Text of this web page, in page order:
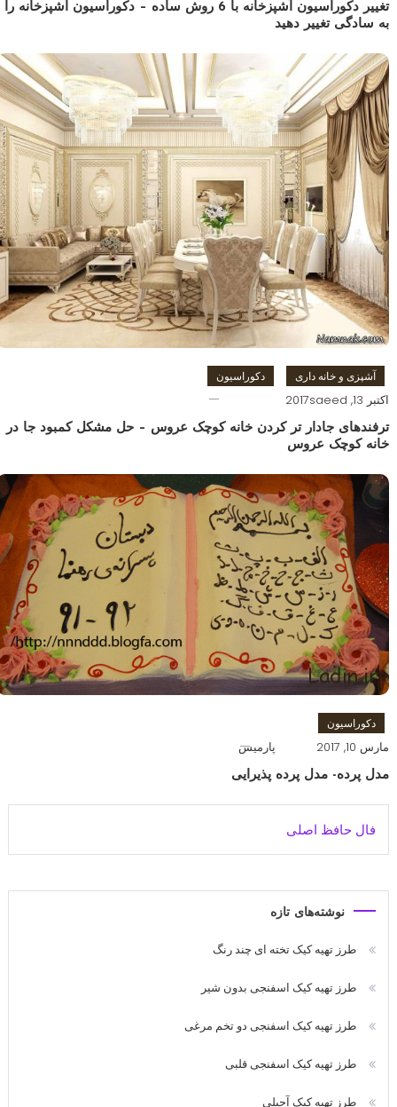
تغییر دکوراسیون آشپزخانه با 6 روش ساده – دکوراسیون آشپزخانه را
به سادگی تغییر دهید
آشپزی و خانه داری دکوراسیون
اکتبر 13, 2017 saeed
ترفندهای جادار تر کردن خانه کوچک عروس – حل مشکل کمبود جا در
خانه کوچک عروس
دکوراسیون
مارس 10, 2017 پارمیس
مدل پرده- مدل پرده پذیرایی
فال حافظ اصلی
نوشته‌های تازه
طرز تهیه کیک تخته ای چند رنگ
طرز تهیه کیک اسفنجی بدون شیر
طرز تهیه کیک اسفنجی دو تخم مرغی
طرز تهیه کیک اسفنجی قلبی
طرز تهیه کیک آجیلی